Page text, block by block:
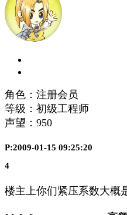
角色：注册会员
等级：初级工程师
声望： 950
P:2009-01-15 09:25:20
4
楼主上你们紧压系数大概